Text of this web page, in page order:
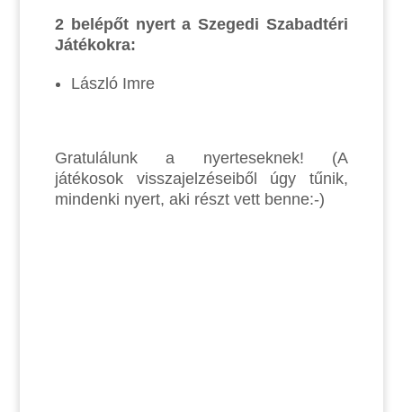
2 belépőt nyert a Szegedi Szabadtéri
Játékokra:
László Imre
Gratulálunk a nyerteseknek! (A
játékosok visszajelzéseiből úgy tűnik,
mindenki nyert, aki részt vett benne:-)